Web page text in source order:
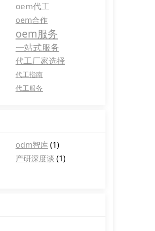
oem代工
oem合作
oem服务
一站式服务
代工厂家选择
代工指南
代工服务
odm智库 (1)
产研深度谈 (1)